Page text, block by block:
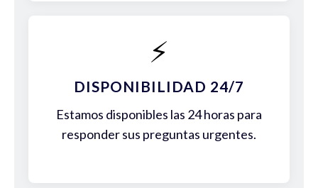
⚡
DISPONIBILIDAD 24/7
Estamos disponibles las 24 horas para
responder sus preguntas urgentes.